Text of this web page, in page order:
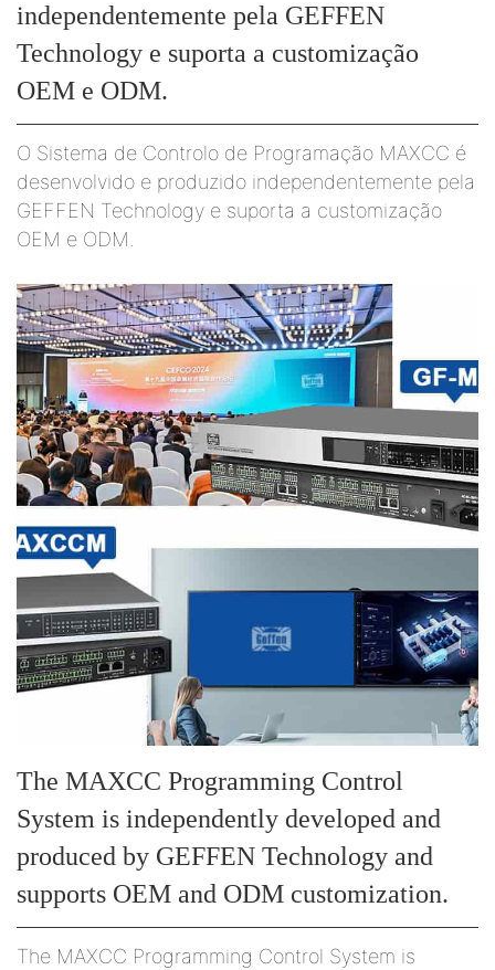
independentemente pela GEFFEN
Technology e suporta a customização
OEM e ODM.
O Sistema de Controlo de Programação MAXCC é
desenvolvido e produzido independentemente pela
GEFFEN Technology e suporta a customização
OEM e ODM.
The MAXCC Programming Control
System is independently developed and
produced by GEFFEN Technology and
supports OEM and ODM customization.
The MAXCC Programming Control System is